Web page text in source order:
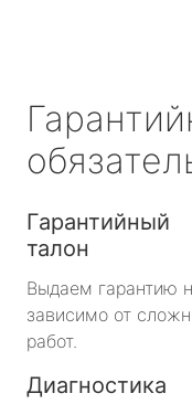
Гарантийный
талон
Выдаем гарантию
зависимо от
работ.
Диагностика